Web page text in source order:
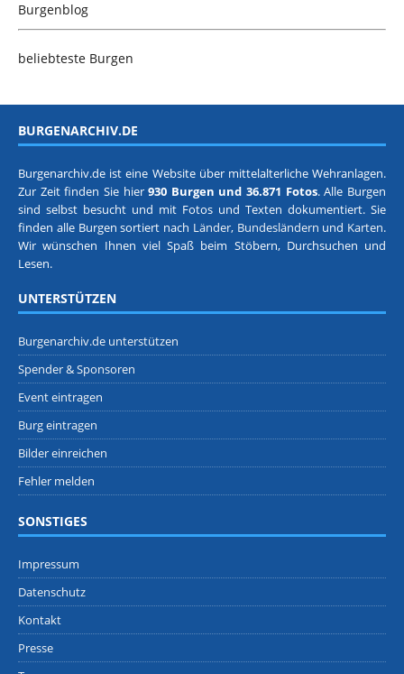
Burgenblog
beliebteste Burgen
BURGENARCHIV.DE
Burgenarchiv.de ist eine Website über mittelalterliche Wehranlagen.
Zur Zeit finden Sie hier930 Burgen und 36.871 Fotos. Alle Burgen
sind selbst besucht und mit Fotos und Texten dokumentiert. Sie
finden alle Burgen sortiert nach Länder, Bundesländern und Karten.
Wir wünschen Ihnen viel Spaß beim Stöbern, Durchsuchen und
Lesen.
UNTERSTÜTZEN
Burgenarchiv.de unterstützen
Spender & Sponsoren
Event eintragen
Burg eintragen
Bilder einreichen
Fehler melden
SONSTIGES
Impressum
Datenschutz
Kontakt
Presse